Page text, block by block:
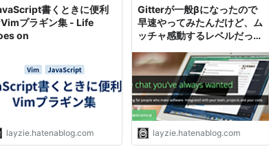
書くときに便利
プラギン集 - Life
on
layzie.hatenablog.com
Gitterが一般βになったので
早速やってみたんだけど、ム
ッチャ感動するレベルだった
layzie.hatenablog.com